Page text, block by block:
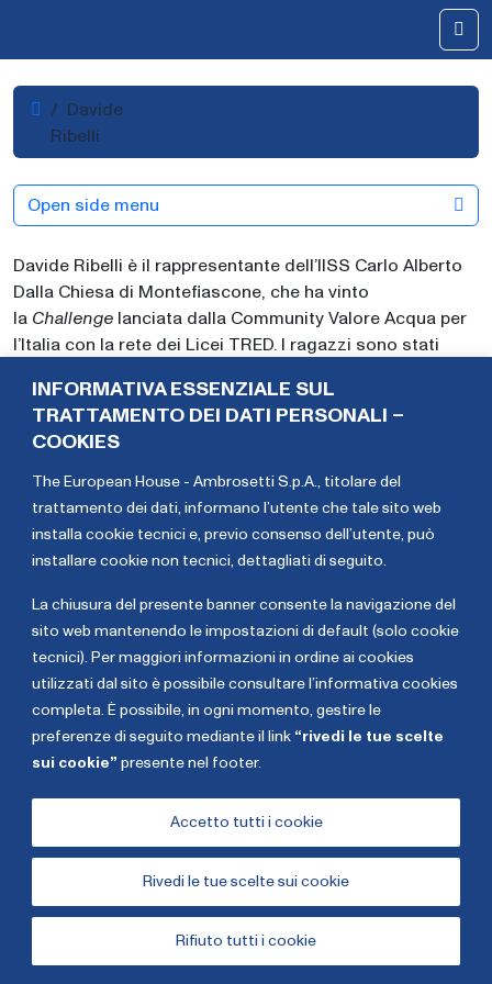
INFORMATIVA ESSENZIALE SUL
TRATTAMENTO DEI DATI PERSONALI –
COOKIES
The European House - Ambrosetti S.p.A., titolare del
trattamento dei dati, informano l’utente che tale sito web
installa cookie tecnici e, previo consenso dell’utente, può
installare cookie non tecnici, dettagliati di seguito
La chiusura del presente banner consente la navigazione del
sito web mantenendo le impostazioni di default (solo cookie
tecnici). Per maggiori informazioni in ordine ai cookies
utilizzati dal sito è possibile consultare l’informativa cookies
completa. È possibile, in ogni momento, gestire le
preferenze di seguito mediante il link “rivedi le tue scelte
sui cookie” presente nel footer.
Rivedi le tue scelte sui cookie
Rifiuto tutti i cookie
Accetto tutti i cookie
HomeDavide
Ribelli
Davide Ribelli è il rappresentante dell’IISS Carlo Alberto
Dalla Chiesa di Montefiascone, che ha vinto
la Challenge lanciata dalla Community Valore Acqua per
l’Italia con la rete dei Licei TRED. I ragazzi sono stati
raccontare in modo efficace il tema dell’acqua rispetto al
pubblico
targetAdulti.
Paolo
Romano
Linda
Lugaresi
Open side menu
2026
Cookies Privacy Policy